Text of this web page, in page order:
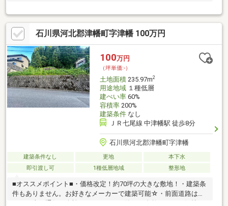
石川県河北郡津幡町字津幡 100万円
100万円
（坪単価:-）
土地面積235.97m2
用途地域１種低層
建ぺい率60%
容積率200%
建築条件なし
ＪＲ七尾線 中津幡駅 徒歩8分
石川県河北郡津幡町字津幡
建築条件なし 更地
本下水
即引渡し可
1種低層地域 整形地
■オススメポイント■・価格改定！約70坪の大きな敷地！・建築条
件もありません。お好きなメーカーで建築可能☆・前面道路は約